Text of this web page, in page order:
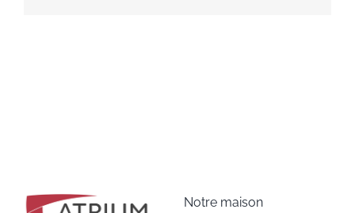
Notre maison